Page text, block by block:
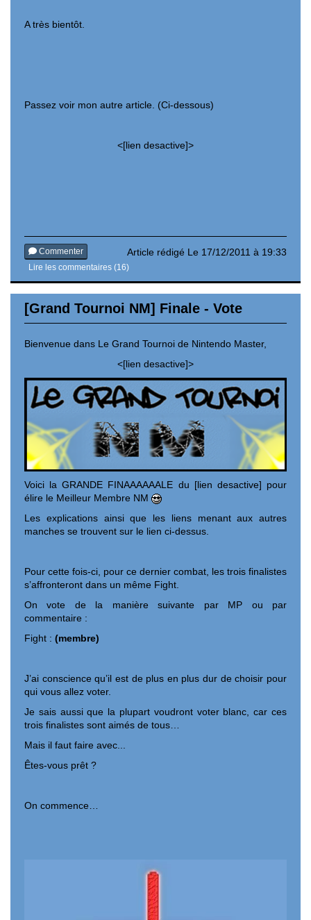
A très bientôt.
Passez voir mon autre article. (Ci-dessous)
<[lien desactive]>
Article rédigé Le 17/12/2011 à 19:33
Commenter
Lire les commentaires (16)
[Grand Tournoi NM] Finale - Vote
Bienvenue dans Le Grand Tournoi de Nintendo Master,
<[lien desactive]>
Voici la GRANDE FINAAAAAALE du [lien desactive] pour
élire le Meilleur Membre NM
Les explications ainsi que les liens menant aux autres
manches se trouvent sur le lien ci-dessus.
Pour cette fois-ci, pour ce dernier combat, les trois finalistes
s’affronteront dans un même Fight.
On vote de la manière suivante par MP ou par
commentaire :
Fight : (membre)
J’ai conscience qu’il est de plus en plus dur de choisir pour
qui vous allez voter.
Je sais aussi que la plupart voudront voter blanc, car ces
trois finalistes sont aimés de tous…
Mais il faut faire avec...
Êtes-vous prêt ?
On commence…